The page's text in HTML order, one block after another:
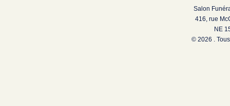
Salon
416, rue
NE
© 2026 .